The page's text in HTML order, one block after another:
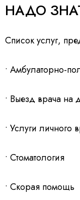
НАДО
Список услуг,
• Амбулаторно-
• Выезд врача на
• Услуги личного
• Стоматология
• Скорая помощь